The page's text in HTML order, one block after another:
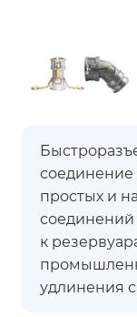
простых и
соединений
к
удлинения